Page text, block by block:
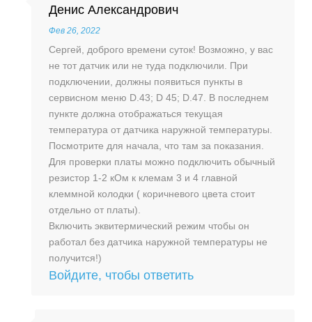
Денис Александрович
Фев 26, 2022
Сергей, доброго времени суток! Возможно, у вас
не тот датчик или не туда подключили. При
подключении, должны появиться пункты в
сервисном меню D.43; D 45; D.47. В последнем
пункте должна отображаться текущая
температура от датчика наружной температуры.
Посмотрите для начала, что там за показания.
Для проверки платы можно подключить обычный
резистор 1-2 кОм к клемам 3 и 4 главной
клеммной колодки ( коричневого цвета стоит
отдельно от платы).
Включить эквитермический режим чтобы он
работал без датчика наружной температуры не
получится!)
Войдите, чтобы ответить